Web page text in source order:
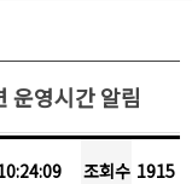
운영시간 알림
조회수 1915